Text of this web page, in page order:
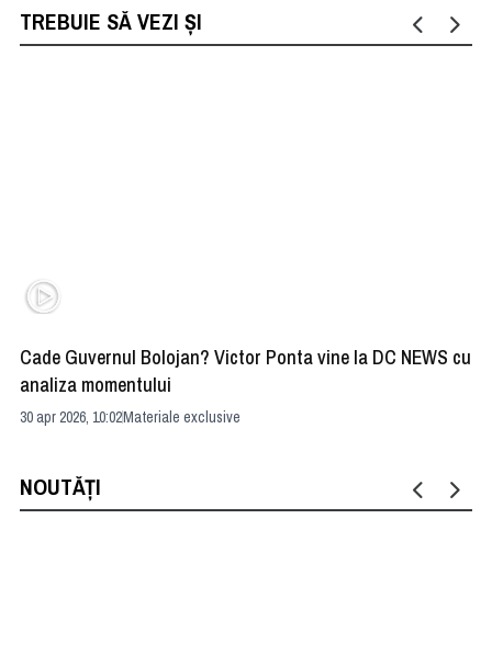
TREBUIE SĂ VEZI ȘI
Cade Guvernul Bolojan? Victor Ponta vine la DC NEWS cu
analiza momentului
30 apr 2026, 10:02Materiale exclusive
NOUTĂȚI